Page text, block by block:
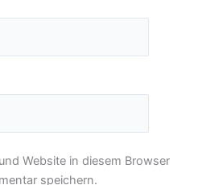
Website in diesem Browser
speichern.